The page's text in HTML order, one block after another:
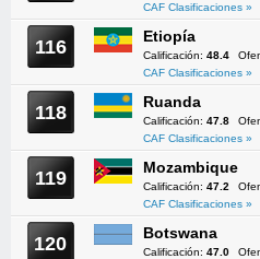
CAF Clasificaciones »
116 Etiopía
Calificación: 48.4
CAF Clasificaciones »
118 Ruanda
Calificación: 47.8
CAF Clasificaciones »
119 Mozambique
Calificación: 47.2
CAF Clasificaciones »
120 Botswana
Calificación: 47.0